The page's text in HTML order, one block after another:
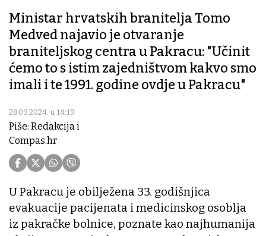
Ministar hrvatskih branitelja Tomo
Medved najavio je otvaranje
braniteljskog centra u Pakracu: "Učinit
ćemo to s istim zajedništvom kakvo smo
imali i te 1991. godine ovdje u Pakracu"
28.09.2024. u 14:19
Piše: Redakcija i
Compas.hr
U Pakracu je obilježena 33. godišnjica
evakuacije pacijenata i medicinskog osoblja
iz pakračke bolnice, poznate kao najhumanija